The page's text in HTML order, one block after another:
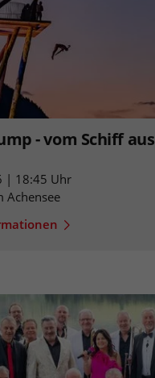
- vom Schiff aus
| 18:45 Uhr
Achensee